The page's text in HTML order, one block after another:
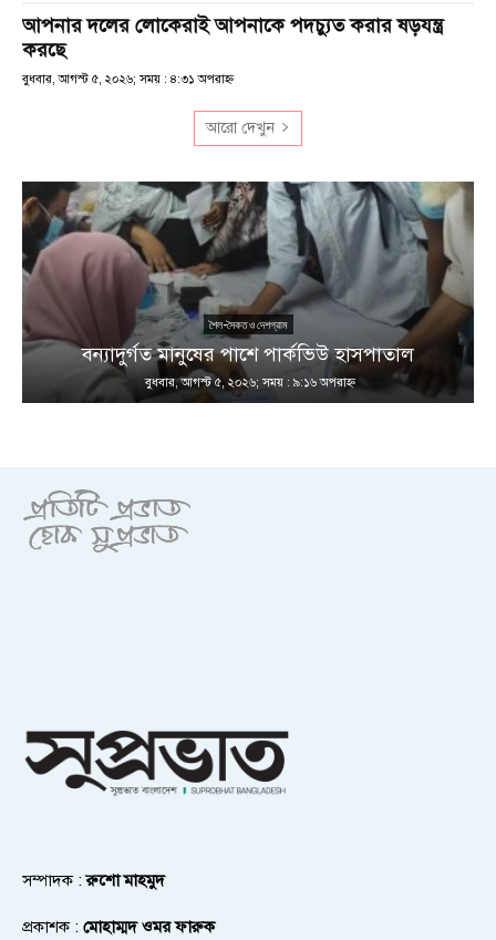
আপনার দলের লোকেরাই আপনাকে পদচ্যুত করার ষড়যন্ত্র
করছে
বুধবার, আগস্ট ৫, ২০২৬; সময় : ৪:৩১ অপরাহ্ণ
আরো দেখুন
শৈল-সৈকত ও দেশগ্রাম
বন্যাদুর্গত মানুষের পাশে পার্কভিউ হাসপাতাল
বুধবার, আগস্ট ৫, ২০২৬; সময় : ৯:১৬ অপরাহ্ণ
সম্পাদক :রুশো মাহমুদ
প্রকাশক : মোহাম্মদ ওমর ফারুক